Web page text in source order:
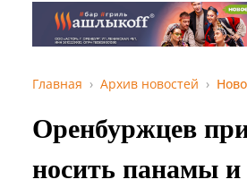
Главная Архив новостей
Оренбуржцев
носить панамы